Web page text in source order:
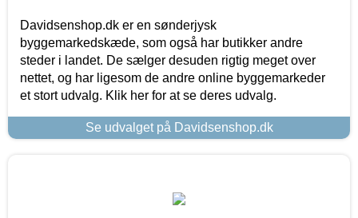
Davidsenshop.dk er en sønderjysk
byggemarkedskæde, som også har butikker andre
steder i landet. De sælger desuden rigtig meget over
nettet, og har ligesom de andre online byggemarkeder
et stort udvalg. Klik her for at se deres udvalg.
Se udvalget på Davidsenshop.dk